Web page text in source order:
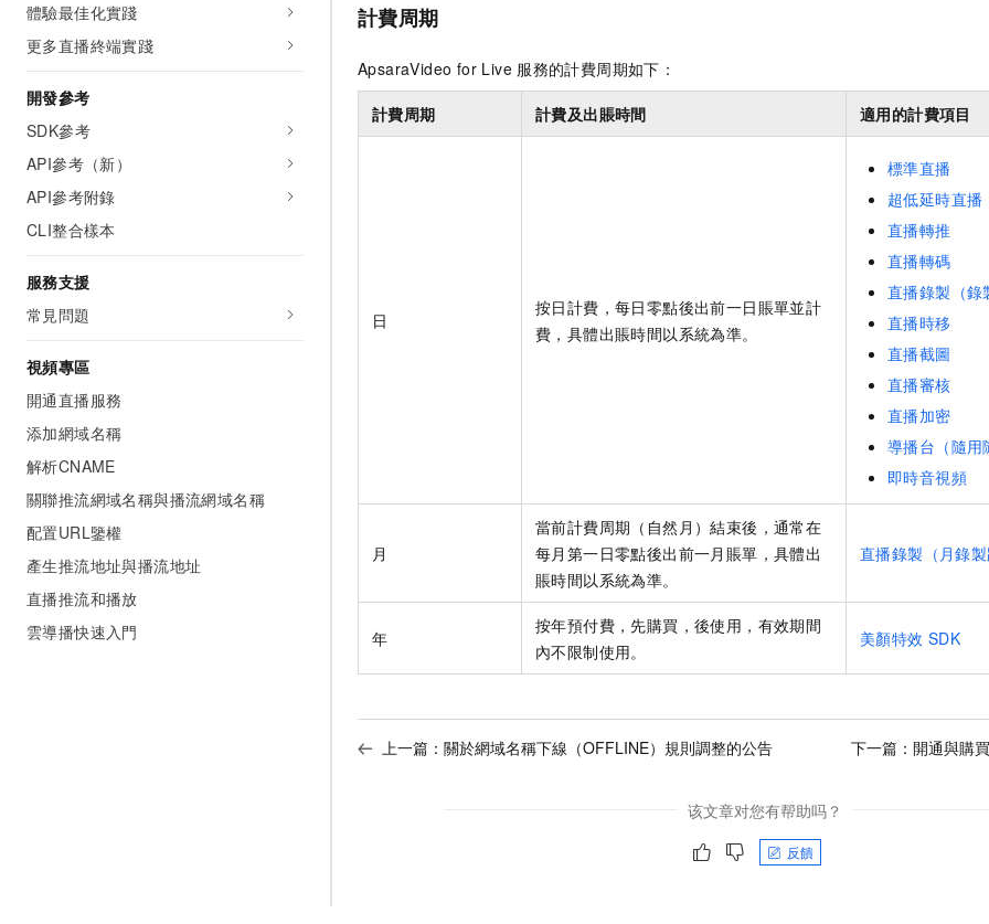
體驗最佳化實踐
更多直播終端實踐
開發參考
SDK參考
API參考（新）
API參考附錄
CLI整合樣本
服務支援
常見問題
視頻專區
開通直播服務
添加網域名稱
解析CNAME
關聯推流網域名稱與播流網域名稱
配置URL鑒權
產生推流地址與播流地址
直播推流和播放
雲導播快速入門
計費周期
ApsaraVideo for Live 服務的計費周期如下：
計費周期 計費及出賬時間 適用的計費項目
日
按日計費，每日零點後出前一日賬單並計
費，具體出賬時間以系統為準。
標準直播
超低延時直播
直播轉推
直播轉碼
直播錄製（錄
直播時移
直播截圖
直播審核
直播加密
導播台（隨用
即時音視頻
月
當前計費周期（自然月）結束後，通常在
每月第一日零點後出前一月賬單，具體出
賬時間以系統為準。
直播錄製（月錄製
年
按年預付費，先購買，後使用，有效期間
內不限制使用。
美顏特效 SDK
上一篇： 關於網域名稱下線（OFFLINE）規則調整的公告 下一篇： 開通與購
该文章对您有帮助吗？
反饋